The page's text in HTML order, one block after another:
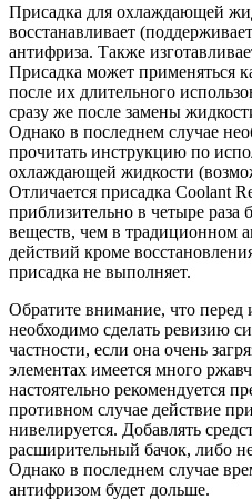
Присадка для охлаждающей
восстанавливает
антифриза. Также
Присадка может применяться
после их длительного
сразу же после замены
Однако в последнем случае
прочитать инструкцию по
охлаждающей жидкости
Отличается присадка Coolant
приблизительно в четыре
веществ, чем в традиционном
действий кроме
присадка не выполняет.
Обратите внимание, что перед
необходимо сделать ревизию
частности, если она очень
элементах имеется много
настоятельно рекомендуется
противном случае действие
нивелируется. Добавлять
расширительный бачок, либо
Однако в последнем случае
антифризом будет дольше.